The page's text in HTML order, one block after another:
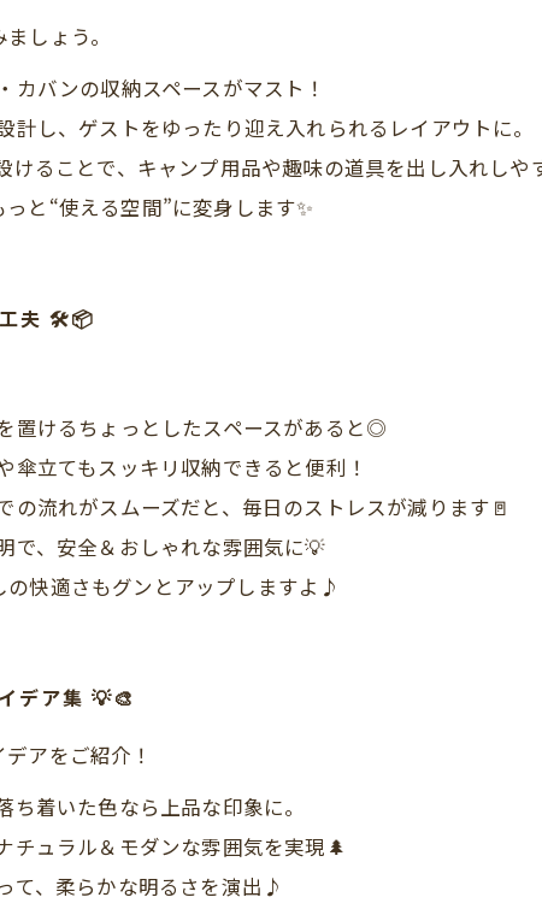
しょう。
バンの収納スペースがマスト！
し、ゲストをゆったり迎え入れられるレイアウトに。
けることで、キャンプ用品や趣味の道具を出し入れし
と“使える空間”に変身します✨
工夫 🛠️📦
置けるちょっとしたスペースがあると◎
立てもスッキリ収納できると便利！
流れがスムーズだと、毎日のストレスが減ります🚪
で、安全＆おしゃれな雰囲気に💡
快適さもグンとアップしますよ♪
デア集 💡🎨
アをご紹介！
着いた色なら上品な印象に。
チュラル＆モダンな雰囲気を実現🌲
て、柔らかな明るさを演出♪